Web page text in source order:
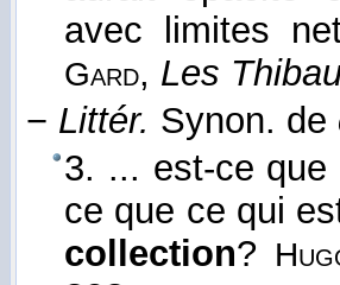
avec limites
Gard, Les
− Littér. Synon. de
3. ... est-ce que
ce que ce qui
collection?